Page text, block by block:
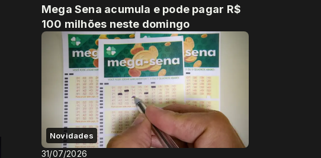
Mega Sena acumula e pode pagar R$
100 milhões neste domingo
Novidades
31/07/2026